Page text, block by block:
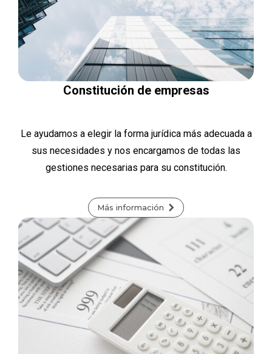
Constitución de empresas
Le ayudamos a elegir la forma jurídica más adecuada a
sus necesidades y nos encargamos de todas las
gestiones necesarias para su constitución.
Más información